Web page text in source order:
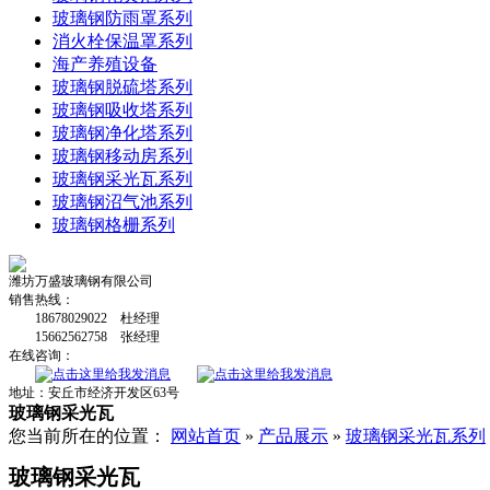
玻璃钢防雨罩系列
消火栓保温罩系列
海产养殖设备
玻璃钢脱硫塔系列
玻璃钢吸收塔系列
玻璃钢净化塔系列
玻璃钢移动房系列
玻璃钢采光瓦系列
玻璃钢沼气池系列
玻璃钢格栅系列
潍坊万盛玻璃钢有限公司
销售热线：
18678029022 杜经理
15662562758 张经理
在线咨询：
地址：安丘市经济开发区63号
玻璃钢采光瓦
您当前所在的位置：
网站首页 » 产品展示 » 玻璃钢采光瓦系列
玻璃钢采光瓦